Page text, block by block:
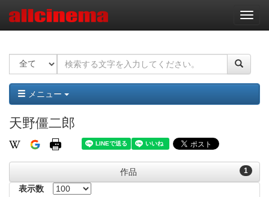
ナ
ビ
ー
ョ
ン
メニュー
天野僵二郎
1
作品
表示数